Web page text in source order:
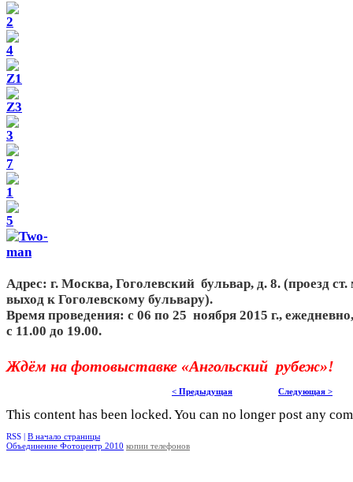
Адрес: г. Москва, Гоголевский бульвар, д. 8. (проезд
выход к Гоголевскому бульвару).
Время проведения: с 06 по 25 ноября 2015 г.,
с 11.00 до 19.00.
Ждём на фотовыставке «Ангольский рубеж»!
< Предыдущая Следующая >
This content has been locked. You can no longer post any
RSS | В начало страницы
Объединение Фотоцентр 2010 копии телефонов